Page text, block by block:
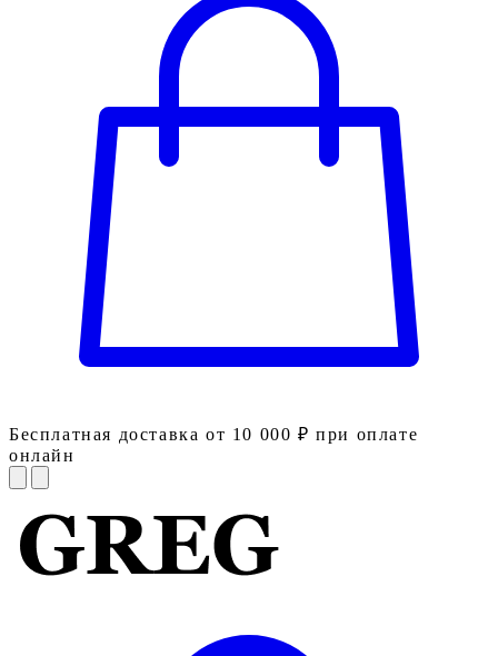
Бесплатная доставка от 10 000 ₽ при оплате
онлайн